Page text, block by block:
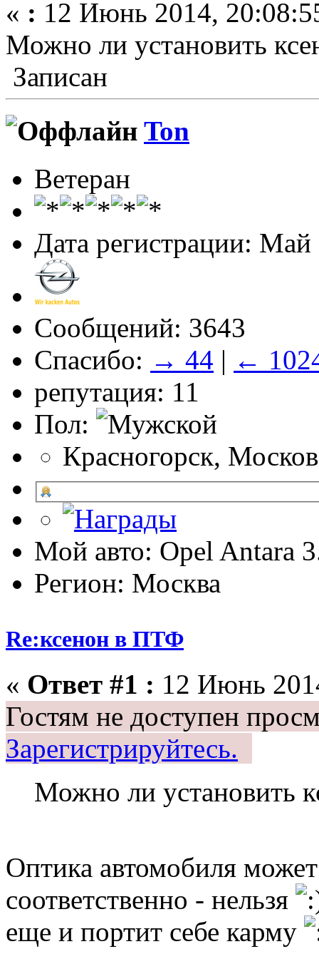
« : 12 Июнь 2014,
Можно ли установить
Записан
Ton
Ветеран
Дата регистрации: Май
Сообщений: 3643
Спасибо: → 44 | ←
репутация: 11
Пол:
Красногорск,
Мой авто: Opel Antara
Регион: Москва
Re:ксенон в ПТФ
« Ответ #1 : 12 Июнь
Гостям не доступен
Зарегистрируйтесь.
Можно ли установить
Оптика автомобиля
соответственно - нельзя
еще и портит себе карму